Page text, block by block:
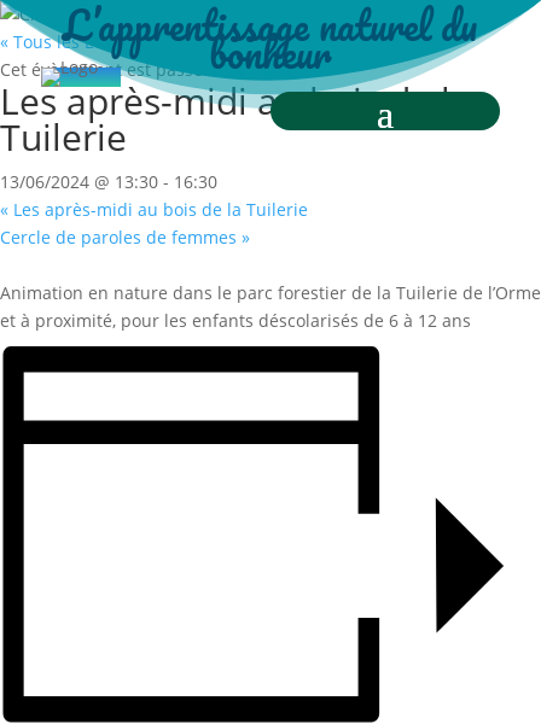
L’apprentissage naturel du
bonheur
« Tous les Évènements
Cet évènement est passé.
Les après-midi au bois de la
Tuilerie
13/06/2024 @ 13:30 - 16:30
« Les après-midi au bois de la Tuilerie
Cercle de paroles de femmes »
Animation en nature dans le parc forestier de la Tuilerie de l’Orme
et à proximité, pour les enfants déscolarisés de 6 à 12 ans